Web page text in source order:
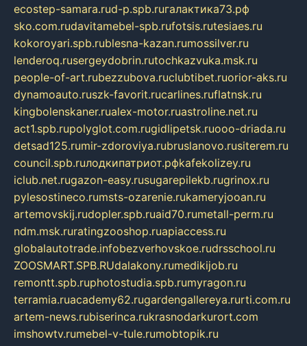
ecostep-samara.rud-p.spb.ruгалактика73.рф
sko.com.rudavitamebel-spb.rufotsis.rutesiaes.ru
kokoroyari.spb.rublesna-kazan.rumossilver.ru
lenderoq.rusergeydobrin.rutochkazvuka.msk.ru
people-of-art.rubezzubova.ruclubtibet.ruorior-aks.ru
dynamoauto.ruszk-favorit.rucarlines.ruflatnsk.ru
kingbolenskaner.rualex-motor.ruastroline.net.ru
act1.spb.rupolyglot.com.rugidlipetsk.ruooo-driada.ru
detsad125.rumir-zdoroviya.rubruslanovo.rusiterem.ru
council.spb.ruлодкипатриот.рфkafekolizey.ru
iclub.net.rugazon-easy.rusugarepilekb.rugrinox.ru
pylesostineco.rumsts-ozarenie.rukameryjooan.ru
artemovskij.rudopler.spb.ruaid70.rumetall-perm.ru
ndm.msk.ruratingzooshop.ruapiaccess.ru
globalautotrade.infobezverhovskoe.rudrsschool.ru
ZOOSMART.SPB.RUdalakony.rumedikijob.ru
remontt.spb.ruphotostudia.spb.rumyragon.ru
terramia.ruacademy62.rugardengallereya.rurti.com.ru
artem-news.rubiserinca.rukrasnodarkurort.com
imshowtv.rumebel-v-tule.rumobtopik.ru